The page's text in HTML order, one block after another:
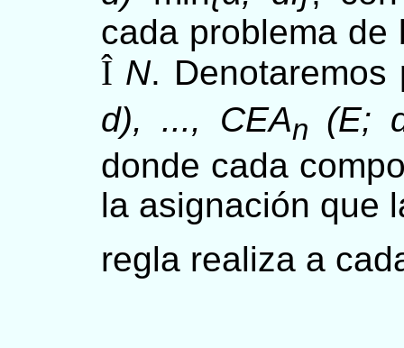
cada problema
Î N.
d), ..., CEAn
(E;
donde cada
la asignación que
regla realiza a